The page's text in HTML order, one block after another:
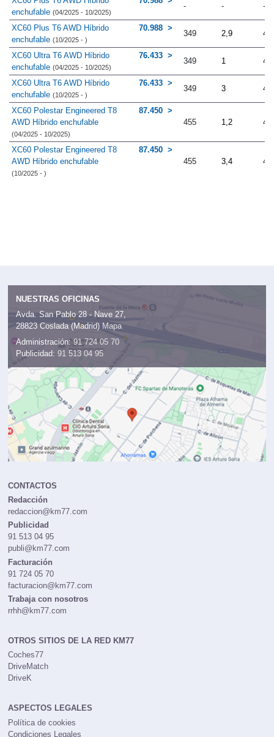
enchufable (04/2025 - 10/2025)
- - -
XC60 Plus T6 AWD Híbrido
enchufable (10/2025 - )
70.988
349 2,9
XC60 Ultra T6 AWD Híbrido
enchufable (04/2025 - 10/2025)
76.433
349 1
XC60 Ultra T6 AWD Híbrido
enchufable (10/2025 - )
76.433
349 3
XC60 Polestar Engineered T8
AWD Híbrido enchufable
(04/2025 - 10/2025)
87.450
455
1,2
XC60 Polestar Engineered T8
AWD Híbrido enchufable
(10/2025 - )
87.450
455
3,4
NUESTRAS OFICINAS
Avda. San Pablo 28 - Nave 27,
28823 Coslada (Madrid) Mapa
Administración: 91 724 05 70
Publicidad: 91 513 04 95
CONTACTOS
Redacción
redaccion@km77.com
Publicidad
91 513 04 95
publi@km77.com
Facturación
91 724 05 70
facturacion@km77.com
Trabaja con nosotros
rrhh@km77.com
OTROS SITIOS DE LA RED KM77
Coches77
DriveMatch
DriveK
ASPECTOS LEGALES
Política de cookies
Condiciones Legales